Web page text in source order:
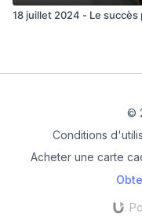
18 juillet 2024 - Le
©
Conditions
Acheter une carte